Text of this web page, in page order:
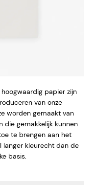
papier zijn
van onze
worden gemaakt van
die gemakkelijk kunnen
te brengen aan het
langer kleurecht dan de
basis.